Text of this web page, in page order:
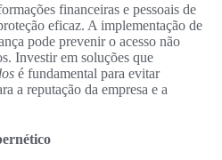
financeiras e pessoais de
eficaz. A implementação de
pode prevenir o acesso não
Investir em soluções que
é fundamental para evitar
a reputação da empresa e a